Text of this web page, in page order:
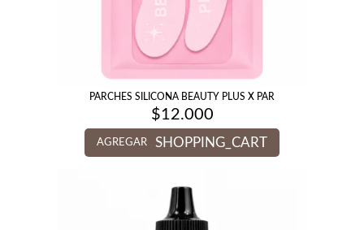
PARCHES SILICONA BEAUTY PLUS X PAR
$12.000
AGREGAR SHOPPING_CART